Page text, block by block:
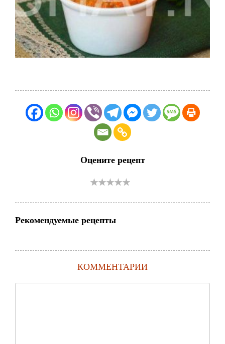
Оцените рецепт
Рекомендуемые рецепты
КОММЕНТАРИИ